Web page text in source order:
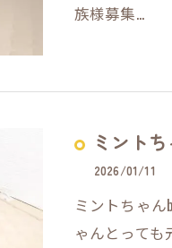
族様募集…
ミント
2026/01/11
ミントちゃん
ゃんとって